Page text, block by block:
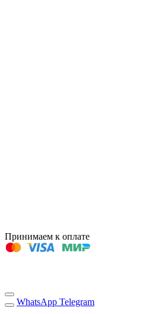
Принимаем к оплате
WhatsApp Telegram